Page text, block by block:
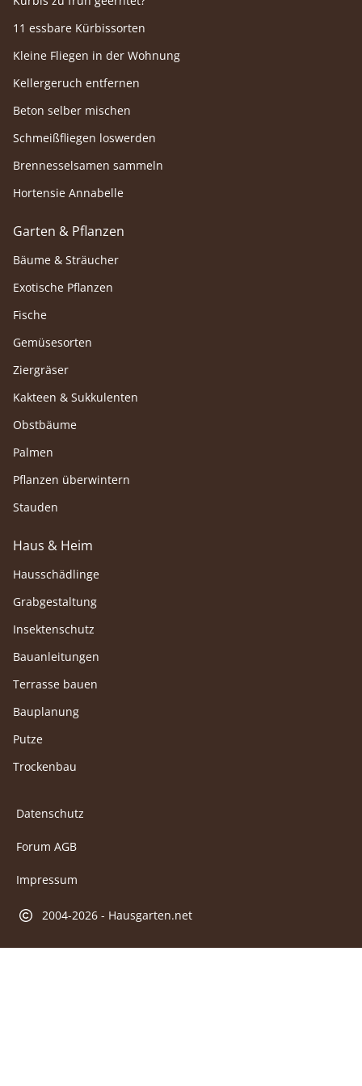
11 essbare Kürbissorten
Kleine Fliegen in der Wohnung
Kellergeruch entfernen
Beton selber mischen
Schmeißfliegen loswerden
Brennesselsamen sammeln
Hortensie Annabelle
Garten & Pflanzen
Bäume & Sträucher
Exotische Pflanzen
Fische
Gemüsesorten
Ziergräser
Kakteen & Sukkulenten
Obstbäume
Palmen
Pflanzen überwintern
Stauden
Haus & Heim
Hausschädlinge
Grabgestaltung
Insektenschutz
Bauanleitungen
Terrasse bauen
Bauplanung
Putze
Trockenbau
Datenschutz
Forum AGB
Impressum
2004-2026 - Hausgarten.net